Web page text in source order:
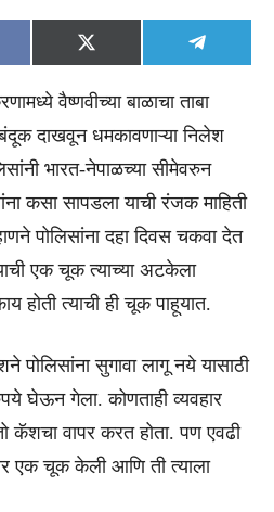
Share
on
X
(Twitter)
Share
on
वैष्णवीच्या बाळाचा ताबा
दाखवून धमकावणाऱ्या निलेश
भारत-नेपाळच्या सीमेवरुन
कसा सापडला याची रंजक माहिती
पोलिसांना दहा दिवस चकवा देत
एक चूक त्याच्या अटकेला
होती त्याची ही चूक पाहूयात.
पोलिसांना सुगावा लागू नये यासाठी
घेऊन गेला. कोणताही व्यवहार
कॅशचा वापर करत होता. पण एवढी
एक चूक केली आणि ती त्याला